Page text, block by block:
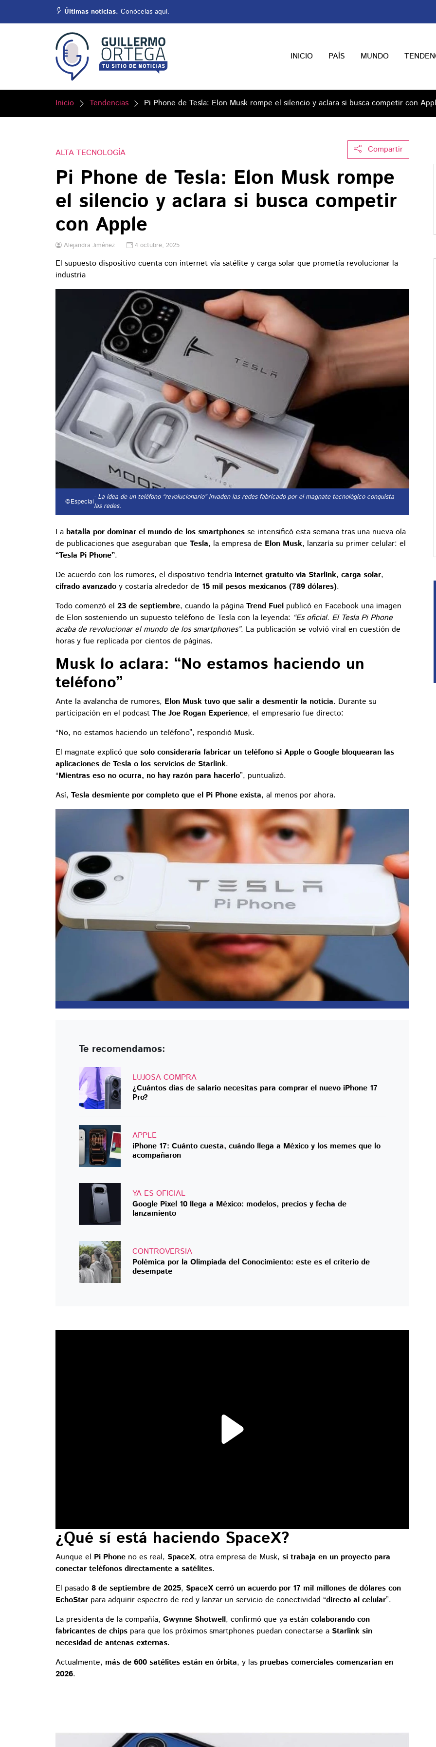
Últimas noticias. Conócelas aquí.
INICIO PAÍS MUNDO
Inicio Tendencias Pi Phone de Tesla: Elon Musk rompe el silencio y aclara si busca competir con
Compartir
ALTA TECNOLOGÍA
Pi Phone de Tesla: Elon Musk rompe
el silencio y aclara si busca competir
con Apple
Alejandra Jiménez 4 octubre, 2025
El supuesto dispositivo cuenta con internet vía satélite y carga solar que prometía revolucionar la
industria
©Especial- La idea de un teléfono “revolucionario” invaden las redes fabricado por el magnate tecnológico conquista
las redes.
La batalla por dominar el mundo de los smartphones se intensificó esta semana tras una nueva ola
de publicaciones que aseguraban que Tesla, la empresa de Elon Musk, lanzaría su primer celular: el
“Tesla Pi Phone”.
De acuerdo con los rumores, el dispositivo tendría internet gratuito vía Starlink, carga solar,
cifrado avanzado y costaría alrededor de 15 mil pesos mexicanos (789 dólares).
Todo comenzó el 23 de septiembre, cuando la página Trend Fuel publicó en Facebook una imagen
de Elon sosteniendo un supuesto teléfono de Tesla con la leyenda: “Es oficial. El Tesla Pi Phone
acaba de revolucionar el mundo de los smartphones”. La publicación se volvió viral en cuestión de
horas y fue replicada por cientos de páginas.
Musk lo aclara: “No estamos haciendo un
teléfono”
Ante la avalancha de rumores, Elon Musk tuvo que salir a desmentir la noticia. Durante su
participación en el podcast The Joe Rogan Experience, el empresario fue directo:
“No, no estamos haciendo un teléfono”, respondió Musk.
El magnate explicó que solo consideraría fabricar un teléfono si Apple o Google bloquearan las
aplicaciones de Tesla o los servicios de Starlink.
“Mientras eso no ocurra, no hay razón para hacerlo”, puntualizó.
Así, Tesla desmiente por completo que el Pi Phone exista, al menos por ahora.
Te recomendamos:
LUJOSA COMPRA
¿Cuántos días de salario necesitas para comprar el nuevo iPhone 17
Pro?
APPLE
iPhone 17: Cuánto cuesta, cuándo llega a México y los memes que lo
acompañaron
YA ES OFICIAL
Google Pixel 10 llega a México: modelos, precios y fecha de
lanzamiento
CONTROVERSIA
Polémica por la Olimpiada del Conocimiento: este es el criterio de
desempate
¿Qué sí está haciendo SpaceX?
Aunque el Pi Phone no es real, SpaceX, otra empresa de Musk, sí trabaja en un proyecto para
conectar teléfonos directamente a satélites.
El pasado 8 de septiembre de 2025, SpaceX cerró un acuerdo por 17 mil millones de dólares con
EchoStar para adquirir espectro de red y lanzar un servicio de conectividad “directo al celular”.
La presidenta de la compañía, Gwynne Shotwell, confirmó que ya están colaborando con
fabricantes de chips para que los próximos smartphones puedan conectarse a Starlink sin
necesidad de antenas externas.
Actualmente, más de 600 satélites están en órbita, y las pruebas comerciales comenzarían en
2026.